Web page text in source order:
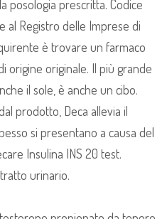
posologia prescritta. Codice
al Registro delle Imprese di
è trovare un farmaco
origine originale. Il più grande
il sole, è anche un cibo.
prodotto, Deca allevia il
si presentano a causa del
Insulina INS 20 test.
urinario.